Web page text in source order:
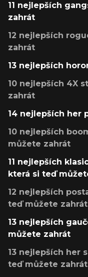
11 nejlepších
zahrát
12 nejlepších
zahrát
13 nejlepších
10 nejlepších 4X
zahrát
14 nejlepších her
10 nejlepších
můžete zahrát
11 nejlepších
která si teď
12 nejlepších
teď můžete zahrát
13 nejlepších
můžete zahrát
13 nejlepších her
teď můžete zahrát